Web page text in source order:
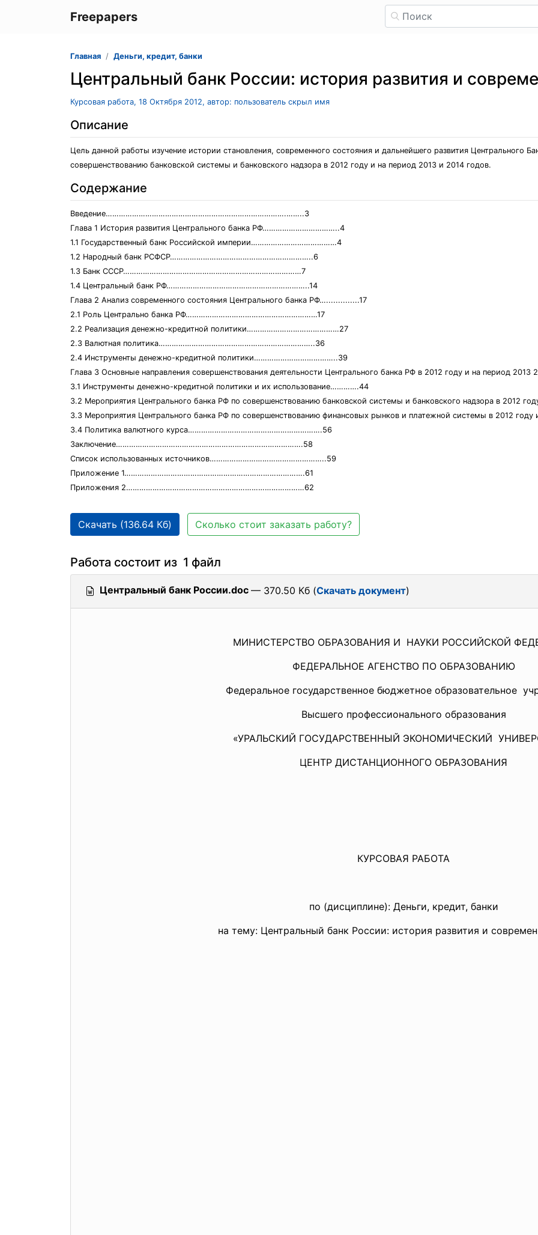
Freepapers
Главная Деньги, кредит, банки
Центральный банк России: история развития и
Курсовая работа, 18 Октября 2012, автор: пользователь скрыл имя
Описание
Цель данной работы изучение истории становления, современного состояния и дальнейшего развития Центрального
совершенствованию банковской системы и банковского надзора в 2012 году и на период 2013 и 2014 годов.
Содержание
Введение……………………………………………………………………….……..3
Глава 1 История развития Центрального банка РФ……………………………..4
1.1 Государственный банк Российской империи…………………………………4
1.2 Народный банк РСФСР………………………………………………………..6
1.3 Банк СССР………………………………………………………………………7
1.4 Центральный банк РФ………………………………………………………..14
Глава 2 Анализ современного состояния Центрального банка РФ…..............17
2.1 Роль Центрально банка РФ……………………………………………………17
2.2 Реализация денежно-кредитной политики……………………………………27
2.3 Валютная политика……………………………………………………………..36
2.4 Инструменты денежно-кредитной политики………………………………..39
Глава 3 Основные направления совершенствования деятельности Центрального банка РФ в 2012 году и на период
3.1 Инструменты денежно-кредитной политики и их использование………….44
3.2 Мероприятия Центрального банка РФ по совершенствованию банковской системы и банковского надзора в 2012
3.3 Мероприятия Центрального банка РФ по совершенствованию финансовых рынков и платежной системы в 2012
3.4 Политика валютного курса…………………………………………………….56
Заключение………………………………………………………………………….58
Список использованных источников……………………………………………..59
Приложение 1……………………………………………………………………….61
Приложения 2………………………………………………………………………62
Скачать (136.64 Кб) Сколько стоит заказать работу?
Работа состоит из 1 файл
Центральный банк России.doc — 370.50 Кб (Скачать документ)
МИНИСТЕРСТВО ОБРАЗОВАНИЯ И НАУКИ РОССИЙСКОЙ
ФЕДЕРАЛЬНОЕ АГЕНСТВО ПО ОБРАЗОВАНИЮ
Федеральное государственное бюджетное образовательное
Высшего профессионального образования
«УРАЛЬСКИЙ ГОСУДАРСТВЕННЫЙ ЭКОНОМИЧЕСКИЙ
ЦЕНТР ДИСТАНЦИОННОГО ОБРАЗОВАНИЯ
КУРСОВАЯ РАБОТА
по (дисциплине): Деньги, кредит, банки
на тему: Центральный банк России: история развития и